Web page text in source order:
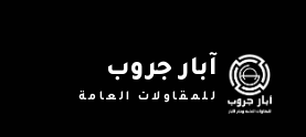
آبار جروب
للمقاولات العامة